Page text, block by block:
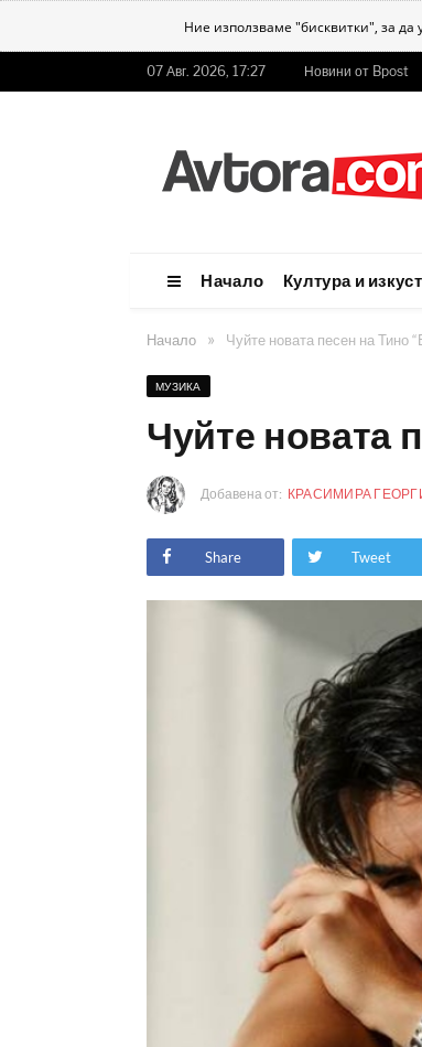
Ние използваме "бисквитки", за
07 Авг. 2026, 17:27 Новини от Bpost
Начало Култура и
Начало » Чуйте новата песен на Тино
МУЗИКА
Чуйте новата
Добавена от: КРАСИМИРА
Share Tweet